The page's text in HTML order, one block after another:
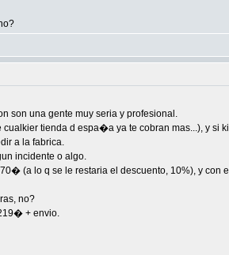
son una gente muy seria y profesional.
tienda d espa�a ya te cobran mas...), y si
a la fabrica.
incidente o algo.
(a lo q se le restaria el descuento, 10%), y
no?
+ envio.